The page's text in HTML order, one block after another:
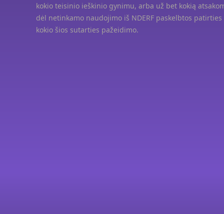
kokio teisinio ieškinio gynimu, arba už bet kokią
dėl netinkamo naudojimo iš NDERF paskelbtos
kokio šios sutarties pažeidimo.